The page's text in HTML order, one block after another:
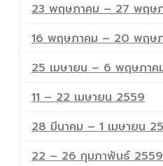
23 พฤษภาคม – 27 พฤษ
16 พฤษภาคม – 20 พฤษ
25 เมษายน – 6 พฤษภา
11 – 22 เมษายน 2559
28 มีนาคม – 1 เมษายน
22 – 26 กุมภาพันธ์ 2559